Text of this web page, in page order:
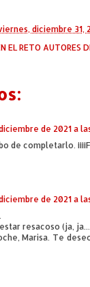
diciembre 31,
EL RETO AUTORES
de 2021 a
de completarlo.
de 2021 a
resacoso (ja,
Marisa. Te